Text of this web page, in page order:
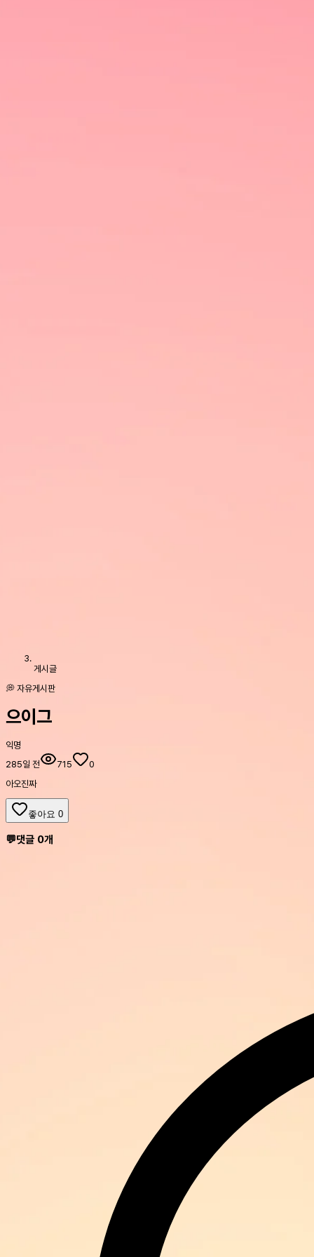
게시글
💭 자유게시판
으이그
익명
285일 전
715
0
아오진짜
좋아요 0
💬댓글 0개